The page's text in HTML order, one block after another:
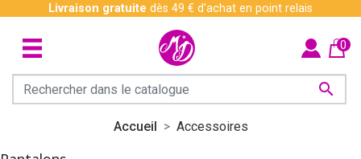
Livraison gratuite dès 49 € d'achat en point relais

0
Accueil Accessoires